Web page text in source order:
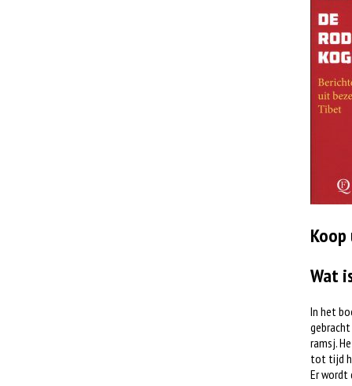
Wat
In het
ramsj.
tot tijd
Er wordt